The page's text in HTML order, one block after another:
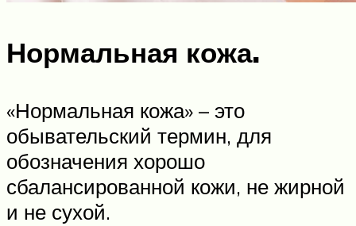
Нормальная кожа.
«Нормальная кожа» – это
обывательский термин, для
обозначения хорошо
сбалансированной кожи, не жирной
и не сухой.